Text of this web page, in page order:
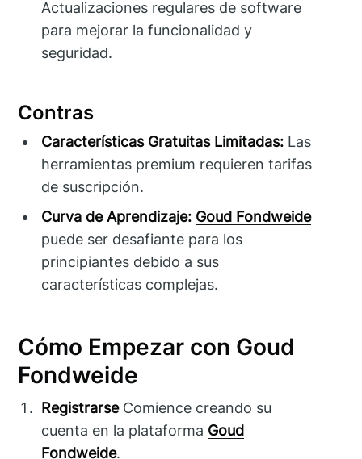
Actualizaciones regulares de software
para mejorar la funcionalidad y
seguridad.
Contras
Características Gratuitas Limitadas: Las
herramientas premium requieren tarifas
de suscripción.
Curva de Aprendizaje: Goud Fondweide
puede ser desafiante para los
principiantes debido a sus
características complejas.
Cómo Empezar con Goud
Fondweide
RegistrarseComience creando su
cuenta en la plataforma Goud
Fondweide.